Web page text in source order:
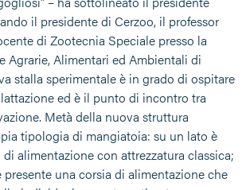
il presidente di Cerzoo, il professor
di Zootecnia Speciale presso la
Agrarie, Alimentari ed Ambientali di
stalla sperimentale è in grado di ospitare
ed è il punto di incontro tra
Metà della nuova struttura
tipologia di mangiatoia: su un lato è
alimentazione con attrezzatura classica;
presente una corsia di alimentazione che